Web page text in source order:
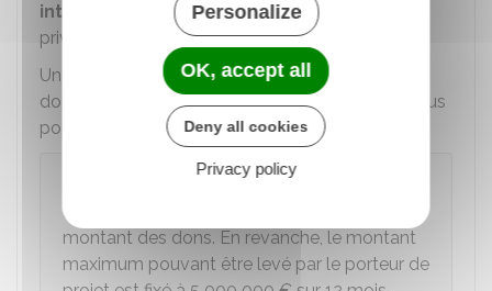
intensément
en faisant d'eux des membres
privilégiés.
Une contrepartie proportionnelle au montant du
don incitera les éventuels donateurs à donner plus
pour avoir une meilleure contrepartie.
La loi ne fixe
montant des dons. En revanche, le montant
maximum pouvant être levé par le porteur de
Personalize
OK, accept all
Deny all cookies
Privacy policy